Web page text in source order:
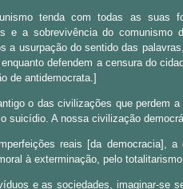
tenda com todas as suas
e a sobrevivência do comunismo
a usurpação do sentido das
defendem a censura do
de antidemocrata.]
o das civilizações que perdem
suicídio. A nossa civilização
reais [da democracia],
à exterminação, pelo
e as sociedades, imaginar-se